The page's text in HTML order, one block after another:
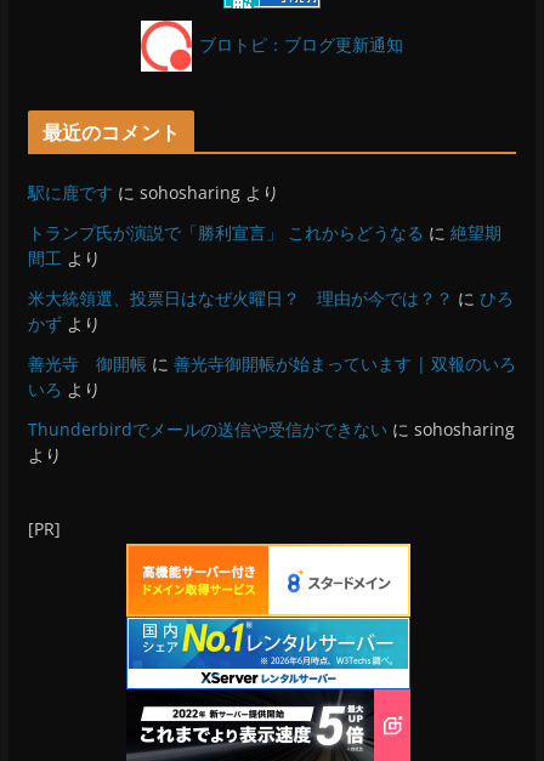
ブロトピ：ブログ更新通知
最近のコメント
駅に鹿です に sohosharingより
トランプ氏が演説で「勝利宣言」 これからどうなる に 絶望期
間工より
米大統領選、投票日はなぜ火曜日？ 理由が今では？？ に ひろ
かずより
善光寺 御開帳 に 善光寺御開帳が始まっています | 双報のいろ
いろ より
Thunderbirdでメールの送信や受信ができない に sohosharing
より
[PR]